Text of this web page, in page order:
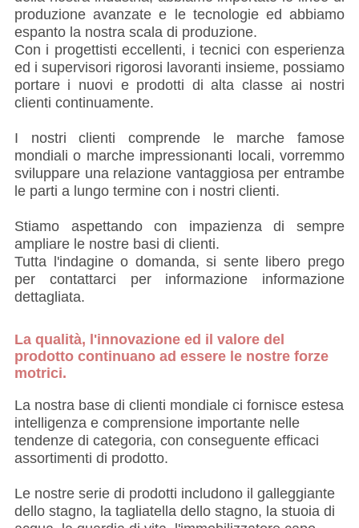
produzione avanzate e le tecnologie ed abbiamo
espanto la nostra scala di produzione.
Con i progettisti eccellenti, i tecnici con esperienza
ed i supervisori rigorosi lavoranti insieme, possiamo
portare i nuovi e prodotti di alta classe ai nostri
clienti continuamente.
I nostri clienti comprende le marche famose
mondiali o marche impressionanti locali, vorremmo
sviluppare una relazione vantaggiosa per entrambe
le parti a lungo termine con i nostri clienti.
Stiamo aspettando con impazienza di sempre
ampliare le nostre basi di clienti.
Tutta l'indagine o domanda, si sente libero prego
per contattarci per informazione informazione
dettagliata.
La qualità, l'innovazione ed il valore del
prodotto continuano ad essere le nostre forze
motrici.
La nostra base di clienti mondiale ci fornisce estesa
intelligenza e comprensione importante nelle
tendenze di categoria, con conseguente efficaci
assortimenti di prodotto.
Le nostre serie di prodotti includono il galleggiante
dello stagno, la tagliatella dello stagno, la stuoia di